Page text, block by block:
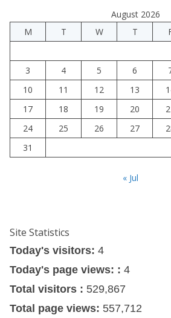
August 2026
M
T W T
3
4 5 6
10
11 12 13
17
18 19 20
24
25 26 27
31
« Jul
Site Statistics
Today's visitors: 4
Today's page views: : 4
Total visitors : 529,867
Total page views: 557,712